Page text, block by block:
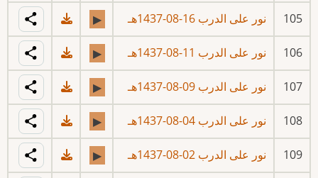
105 نور على الدرب 16-08-1437هـ ▶
106 نور على الدرب 11-08-1437هـ ▶
107 نور على الدرب 09-08-1437هـ ▶
108 نور على الدرب 04-08-1437هـ ▶
109 نور على الدرب 02-08-1437هـ ▶